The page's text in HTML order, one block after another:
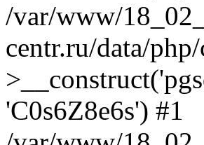
/var/www/
centr.ru/data/
'C0s6Z8e6s') #1